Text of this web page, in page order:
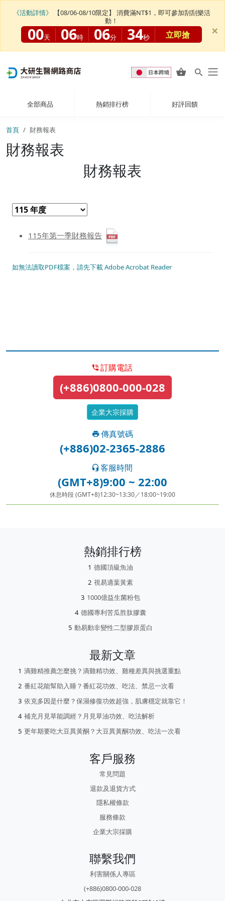
全部商品 熱銷排行榜 好評回饋
首頁 財務報表
財務報表
財務報表
115年第一季財務報告
如無法讀取PDF檔案，請先下載 Adobe Acrobat Reader
訂購電話
(+886)0800-000-028
企業大宗採購
傳真號碼
(+886)02-2365-2886
客服時間
(GMT+8)9:00 ~ 22:00
休息時段 (GMT+8)12:30~13:30／18:00~19:00
熱銷排行榜
德國頂級魚油
視易適葉黃素
1000億益生菌粉包
德國專利苦瓜胜肽膠囊
動易動非變性二型膠原蛋白
最新文章
滴雞精推薦怎麼挑？滴雞精功效、雞種差異與挑選重點
番紅花能幫助入睡？番紅花功效、吃法、禁忌一次看
依克多因是什麼？保濕修復功效超強，肌膚穩定就靠它！
補充月見草能調經？月見草油功效、吃法解析
更年期要吃大豆異黃酮？大豆異黃酮功效、吃法一次看
客戶服務
常見問題
退款及退貨方式
隱私權條款
服務條款
企業大宗採購
聯繫我們
利害關係人專區
(+886)0800-000-028
《活動詳情》
【08/06-08/10限定】 消費滿NT$1，即可參加刮刮樂活
動！
00天 06時 06分 34秒 立即搶 ×